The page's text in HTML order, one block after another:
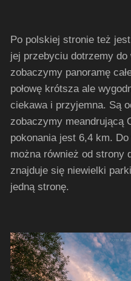
Po polskiej stronie też
jej przebyciu dotrzemy
zobaczymy panoramę
połowę krótsza ale
ciekawa i przyjemna. Są
zobaczymy meandrującą
pokonania jest 6,4 km.
można również od strony
znajduje się niewielki
jedną stronę.